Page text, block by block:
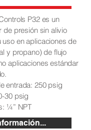
P32 es un
de presión sin alivio
en aplicaciones de
y propano) de flujo
aplicaciones estándar
entrada: 250 psig
30 psig
¼” NPT